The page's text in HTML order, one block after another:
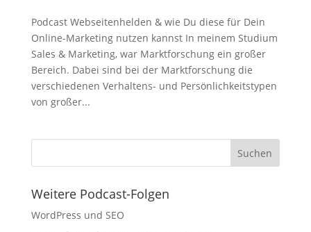
Podcast Webseitenhelden & wie Du diese für Dein
Online-Marketing nutzen kannst In meinem Studium
Sales & Marketing, war Marktforschung ein großer
Bereich. Dabei sind bei der Marktforschung die
verschiedenen Verhaltens- und Persönlichkeitstypen
von großer...
Weitere Podcast-Folgen
WordPress und SEO